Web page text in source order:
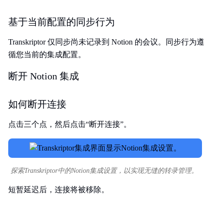
基于当前配置的同步行为
Transkriptor 仅同步尚未记录到 Notion 的会议。同步行为遵
循您当前的集成配置。
断开 Notion 集成
如何断开连接
点击三个点，然后点击“断开连接”。
探索Transkriptor中的Notion集成设置，以实现无缝的转录管理。
短暂延迟后，连接将被移除。